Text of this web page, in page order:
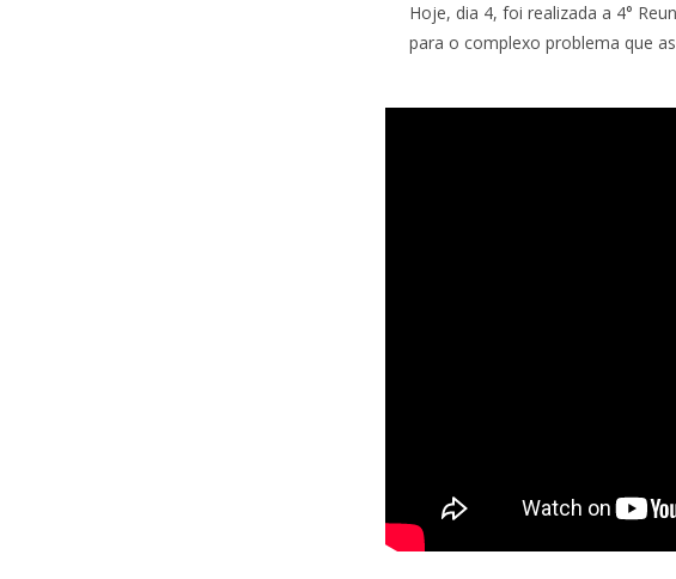
Hoje, dia 4, foi realizada a 4°
para o complexo problema que